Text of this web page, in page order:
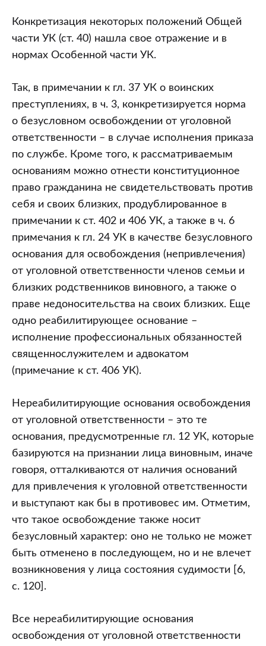
Конкретизация некоторых положений Общей
части УК (ст. 40) нашла свое отражение и в
нормах Особенной части УК.
Так, в примечании к гл. 37 УК о воинских
преступлениях, в ч. 3, конкретизируется норма
о безусловном освобождении от уголовной
ответственности – в случае исполнения приказа
по службе. Кроме того, к рассматриваемым
основаниям можно отнести конституционное
право гражданина не свидетельствовать против
себя и своих близких, продублированное в
примечании к ст. 402 и 406 УК, а также в ч. 6
примечания к гл. 24 УК в качестве безусловного
основания для освобождения (непривлечения)
от уголовной ответственности членов семьи и
близких родственников виновного, а также о
праве недоносительства на своих близких. Еще
одно реабилитирующее основание –
исполнение профессиональных обязанностей
священнослужителем и адвокатом
(примечание к ст. 406 УК).
Нереабилитирующие основания освобождения
от уголовной ответственности – это те
основания, предусмотренные гл. 12 УК, которые
базируются на признании лица виновным, иначе
говоря, отталкиваются от наличия оснований
для привлечения к уголовной ответственности
и выступают как бы в противовес им. Отметим,
что такое освобождение также носит
безусловный характер: оно не только не может
быть отменено в последующем, но и не влечет
возникновения у лица состояния судимости [6,
с. 120].
Все нереабилитирующие основания
освобождения от уголовной ответственности